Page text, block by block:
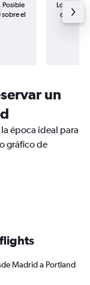
Posible
el
Los
de
un
época ideal para
gráfico de
Madrid a Portland